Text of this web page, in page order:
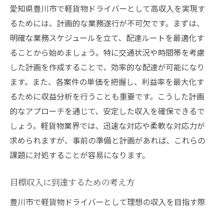
愛知県豊川市で軽貨物ドライバーとして高収入を実現す
るためには、計画的な業務遂行が不可欠です。まずは、
明確な業務スケジュールを立て、配達ルートを最適化す
ることから始めましょう。特に交通状況や時間帯を考慮
した計画を作成することで、効率的な配達が可能になり
ます。また、各案件の単価を把握し、利益率を最大化す
るために収益分析を行うことも重要です。こうした計画
的なアプローチを通じて、安定した収入を確保できるで
しょう。軽貨物業界では、迅速な対応や柔軟な対応力が
求められますが、事前の準備と計画があれば、これらの
課題に対処することが容易になります。
目標収入に到達するための考え方
豊川市で軽貨物ドライバーとして理想の収入を目指す際